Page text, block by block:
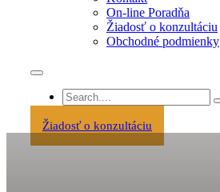
On-line Poradňa
Žiadosť o konzultáciu
Obchodné podmienky
Žiadosť o konzultáciu